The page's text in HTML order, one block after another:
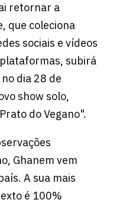
retornar a
que coleciona
sociais e vídeos
subirá
dia 28 de
show solo,
do Vegano".
Ghanem vem
A sua mais
é 100%